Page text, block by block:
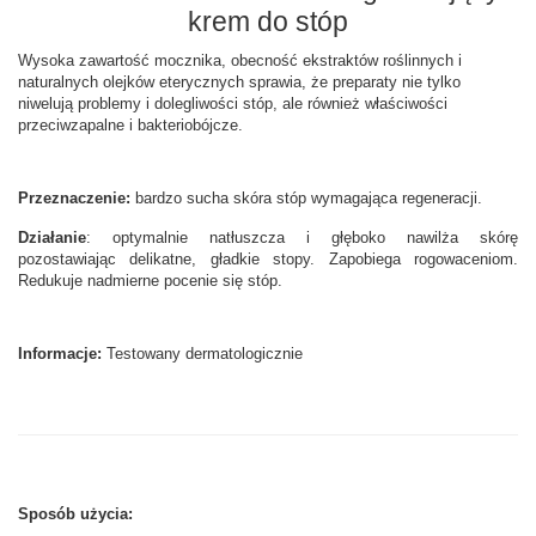
krem do stóp
Wysoka zawartość mocznika, obecność ekstraktów roślinnych i
naturalnych olejków eterycznych sprawia, że preparaty nie tylko
niwelują problemy i dolegliwości stóp, ale również właściwości
przeciwzapalne i bakteriobójcze.
Przeznaczenie: bardzo sucha skóra stóp wymagająca regeneracji.
Działanie: optymalnie natłuszcza i głęboko nawilża skórę
pozostawiając delikatne, gładkie stopy. Zapobiega rogowaceniom.
Redukuje nadmierne pocenie się stóp.
Informacje: Testowany dermatologicznie
Sposób użycia: